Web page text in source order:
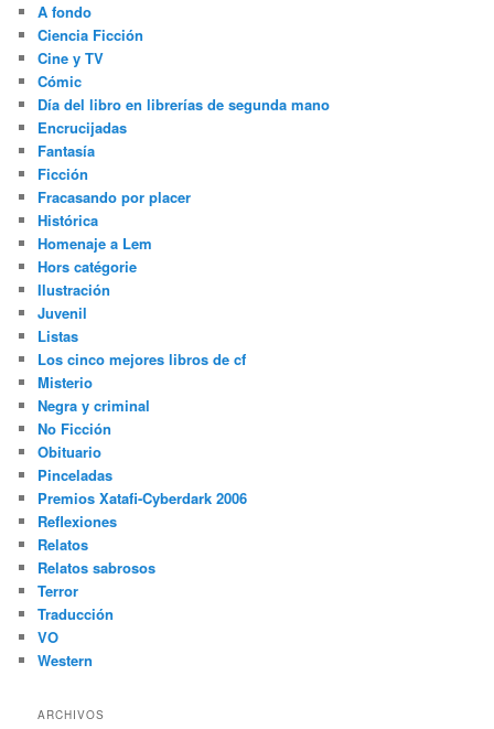
A fondo
Ciencia Ficción
Cine y TV
Cómic
Día del libro en librerías de segunda mano
Encrucijadas
Fantasía
Ficción
Fracasando por placer
Histórica
Homenaje a Lem
Hors catégorie
Ilustración
Juvenil
Listas
Los cinco mejores libros de cf
Misterio
Negra y criminal
No Ficción
Obituario
Pinceladas
Premios Xatafi-Cyberdark 2006
Reflexiones
Relatos
Relatos sabrosos
Terror
Traducción
VO
Western
ARCHIVOS